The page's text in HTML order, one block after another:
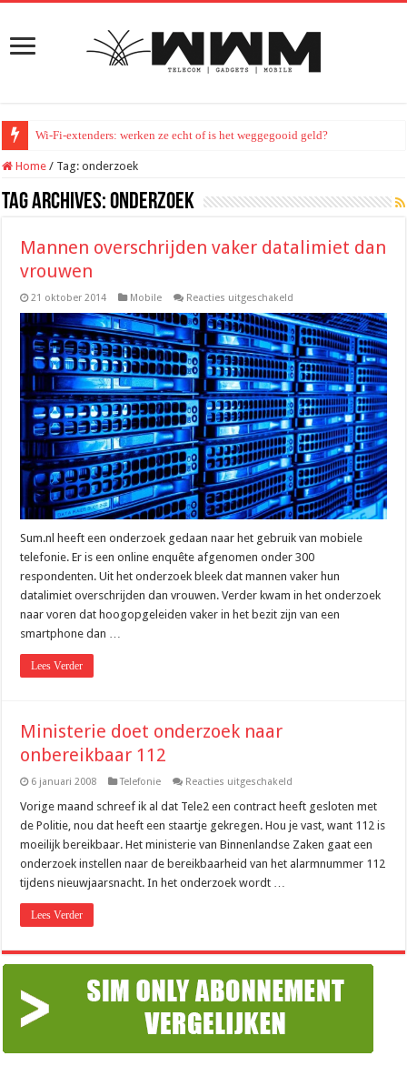
Wi-Fi-extenders: werken ze echt of is het weggegooid geld?
Home / Tag:onderzoek
Tag Archives:onderzoek
Mannen overschrijden vaker datalimiet dan
vrouwen
21 oktober 2014 Mobile Reacties uitgeschakeld
overschrijden
vaker
datalimiet
dan
vrouwen
Sum.nl heeft een onderzoek gedaan naar het gebruik van mobiele
telefonie. Er is een online enquête afgenomen onder 300
respondenten. Uit het onderzoek bleek dat mannen vaker hun
datalimiet overschrijden dan vrouwen. Verder kwam in het onderzoek
naar voren dat hoogopgeleiden vaker in het bezit zijn van een
smartphone dan …
Lees Verder
Ministerie doet onderzoek naar
onbereikbaar 112
6 januari 2008 Telefonie Reacties uitgeschakeld
doet
onderzoek
naar
onbereikbaar
112
Vorige maand schreef ik al dat Tele2 een contract heeft gesloten met
de Politie, nou dat heeft een staartje gekregen. Hou je vast, want 112 is
moeilijk bereikbaar. Het ministerie van Binnenlandse Zaken gaat een
onderzoek instellen naar de bereikbaarheid van het alarmnummer 112
tijdens nieuwjaarsnacht. In het onderzoek wordt …
Lees Verder